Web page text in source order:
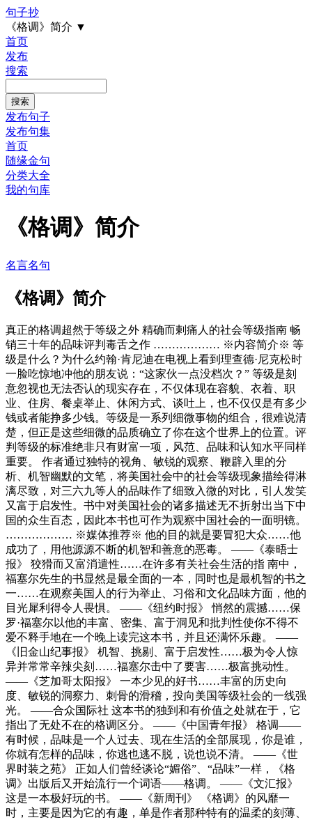
句子抄
《格调》简介 ▼
首页
发布
搜索
发布句子
发布句集
首页
随缘金句
分类大全
我的句库
《格调》简介
名言名句
《格调》简介
真正的格调超然于等级之外 精确而剌痛人的社会等级指南 畅
销三十年的品味评判毒舌之作 ……………… ※内容简介※ 等
级是什么？为什么约翰·肯尼迪在电视上看到理查德·尼克松时
一脸吃惊地冲他的朋友说：“这家伙一点没档次？” 等级是刻
意忽视也无法否认的现实存在，不仅体现在容貌、衣着、职
业、住房、餐桌举止、休闲方式、谈吐上，也不仅仅是有多少
钱或者能挣多少钱。等级是一系列细微事物的组合，很难说清
楚，但正是这些细微的品质确立了你在这个世界上的位置。评
判等级的标准绝非只有财富一项，风范、品味和认知水平同样
重要。 作者通过独特的视角、敏锐的观察、鞭辟入里的分
析、机智幽默的文笔，将美国社会中的社会等级现象描绘得淋
漓尽致，对三六九等人的品味作了细致入微的对比，引人发笑
又富于启发性。书中对美国社会的诸多描述无不折射出当下中
国的众生百态，因此本书也可作为观察中国社会的一面明镜。
……………… ※媒体推荐※ 他的目的就是要冒犯大众……他
成功了，用他源源不断的机智和善意的恶毒。 ——《泰晤士
报》 狡猾而又富消遣性……在许多有关社会生活的指 南中，
福塞尔先生的书显然是最全面的一本，同时也是最机智的书之
一……在观察美国人的行为举止、习俗和文化品味方面，他的
目光犀利得令人畏惧。 ——《纽约时报》 悄然的震撼……保
罗·福塞尔以他的丰富、密集、富于洞见和批判性使你不得不
爱不释手地在一个晚上读完这本书，并且还满怀乐趣。 ——
《旧金山纪事报》 机智、挑剔、富于启发性……极为令人惊
异并常常辛辣尖刻……福塞尔击中了要害……极富挑动性。
——《芝加哥太阳报》 一本少见的好书……丰富的历史向
度、敏锐的洞察力、刺骨的滑稽，投向美国等级社会的一线强
光。 ——合众国际社 这本书的独到和有价值之处就在于，它
指出了无处不在的格调区分。 ——《中国青年报》 格调——
有时候，品味是一个人过去、现在生活的全部展现，你是谁，
你就有怎样的品味，你逃也逃不脱，说也说不清。 ——《世
界时装之苑》 正如人们曾经谈论“媚俗”、“品味”一样，《格
调》出版后又开始流行一个词语——格调。 ——《文汇报》
这是一本极好玩的书。 ——《新周刊》 《格调》的风靡一
时，主要是因为它的有趣，单是作者那种特有的温柔的刻薄、